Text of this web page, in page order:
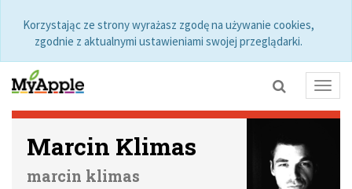
Korzystając ze strony wyrażasz zgodę na używanie cookies,
zgodnie z aktualnymi ustawieniami swojej przeglądarki.
Marcin Klimas
marcin klimas